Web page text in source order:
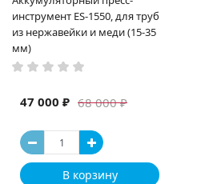
инструмент ES-1550, для труб
из нержавейки и меди (15-35
мм)
68 000 ₽
47 000 ₽
В корзину